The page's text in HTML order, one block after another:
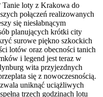
Tanie loty z Krakowa do
połączeń realizowanych
się niesłabnącym
planujących krótki city
surowe piękno szkockich
lotów oraz obecności tanich
i legend jest teraz w
wita przyjezdnych
się z nowoczesnością.
uniknąć uciążliwych
trzech godzinach lotu